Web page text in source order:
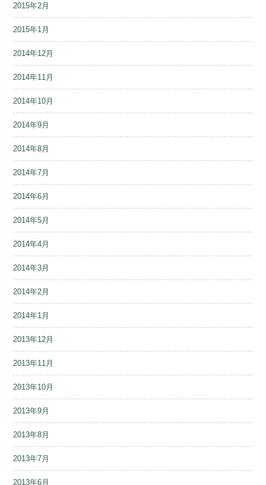
2015年2月
2015年1月
2014年12月
2014年11月
2014年10月
2014年9月
2014年8月
2014年7月
2014年6月
2014年5月
2014年4月
2014年3月
2014年2月
2014年1月
2013年12月
2013年11月
2013年10月
2013年9月
2013年8月
2013年7月
2013年6月